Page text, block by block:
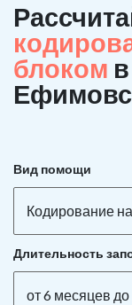
блоком
Вид помощи
Кодирование
Длительность
от 6 месяцев до